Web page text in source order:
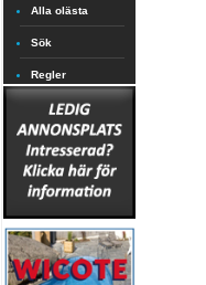
Alla olästa
Sök
Regler